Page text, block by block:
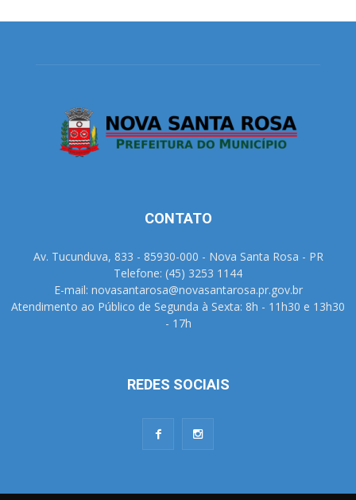
CONTATO
Av. Tucunduva, 833 - 85930-000 - Nova Santa Rosa - PR
Telefone: (45) 3253 1144
E-mail: novasantarosa@novasantarosa.pr.gov.br
Atendimento ao Público de Segunda à Sexta: 8h - 11h30 e 13h30
- 17h
REDES SOCIAIS